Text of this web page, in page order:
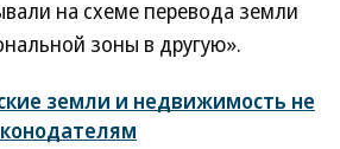
на схеме перевода земли
зоны в другую».
земли и недвижимость не